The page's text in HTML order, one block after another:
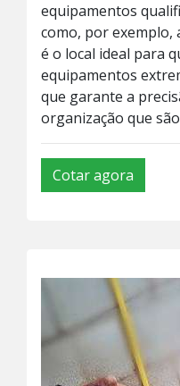
equipamentos
como, por exemplo,
é o local ideal para
equipamentos
que garante a
organização que
Cotar agora